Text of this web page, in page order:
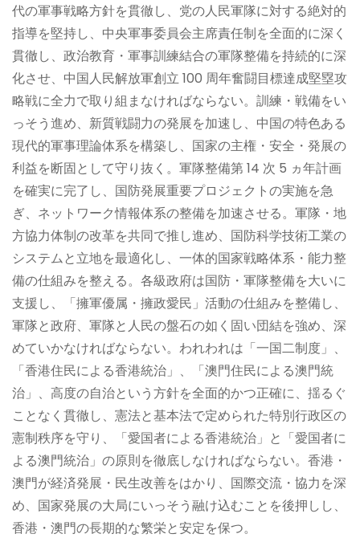
代の軍事戦略方針を貫徹し、党の人民軍隊に対する絶対的
指導を堅持し、中央軍事委員会主席責任制を全面的に深く
貫徹し、政治教育・軍事訓練結合の軍隊整備を持続的に深
化させ、中国人民解放軍創立 100 周年奮闘目標達成堅塁攻
略戦に全力で取り組まなければならない。訓練・戦備をい
っそう進め、新質戦闘力の発展を加速し、中国の特色ある
現代的軍事理論体系を構築し、国家の主権・安全・発展の
利益を断固として守り抜く。軍隊整備第 14 次 5 ヵ年計画
を確実に完了し、国防発展重要プロジェクトの実施を急
ぎ、ネットワーク情報体系の整備を加速させる。軍隊・地
方協力体制の改革を共同で推し進め、国防科学技術工業の
システムと立地を最適化し、一体的国家戦略体系・能力整
備の仕組みを整える。各級政府は国防・軍隊整備を大いに
支援し、「擁軍優属・擁政愛民」活動の仕組みを整備し、
軍隊と政府、軍隊と人民の盤石の如く固い団結を強め、深
めていかなければならない。われわれは「一国二制度」、
「香港住民による香港統治」、「澳門住民による澳門統
治」、高度の自治という方針を全面的かつ正確に、揺るぐ
ことなく貫徹し、憲法と基本法で定められた特別行政区の
憲制秩序を守り、「愛国者による香港統治」と「愛国者に
よる澳門統治」の原則を徹底しなければならない。香港・
澳門が経済発展・民生改善をはかり、国際交流・協力を深
め、国家発展の大局にいっそう融け込むことを後押しし、
香港・澳門の長期的な繁栄と安定を保つ。